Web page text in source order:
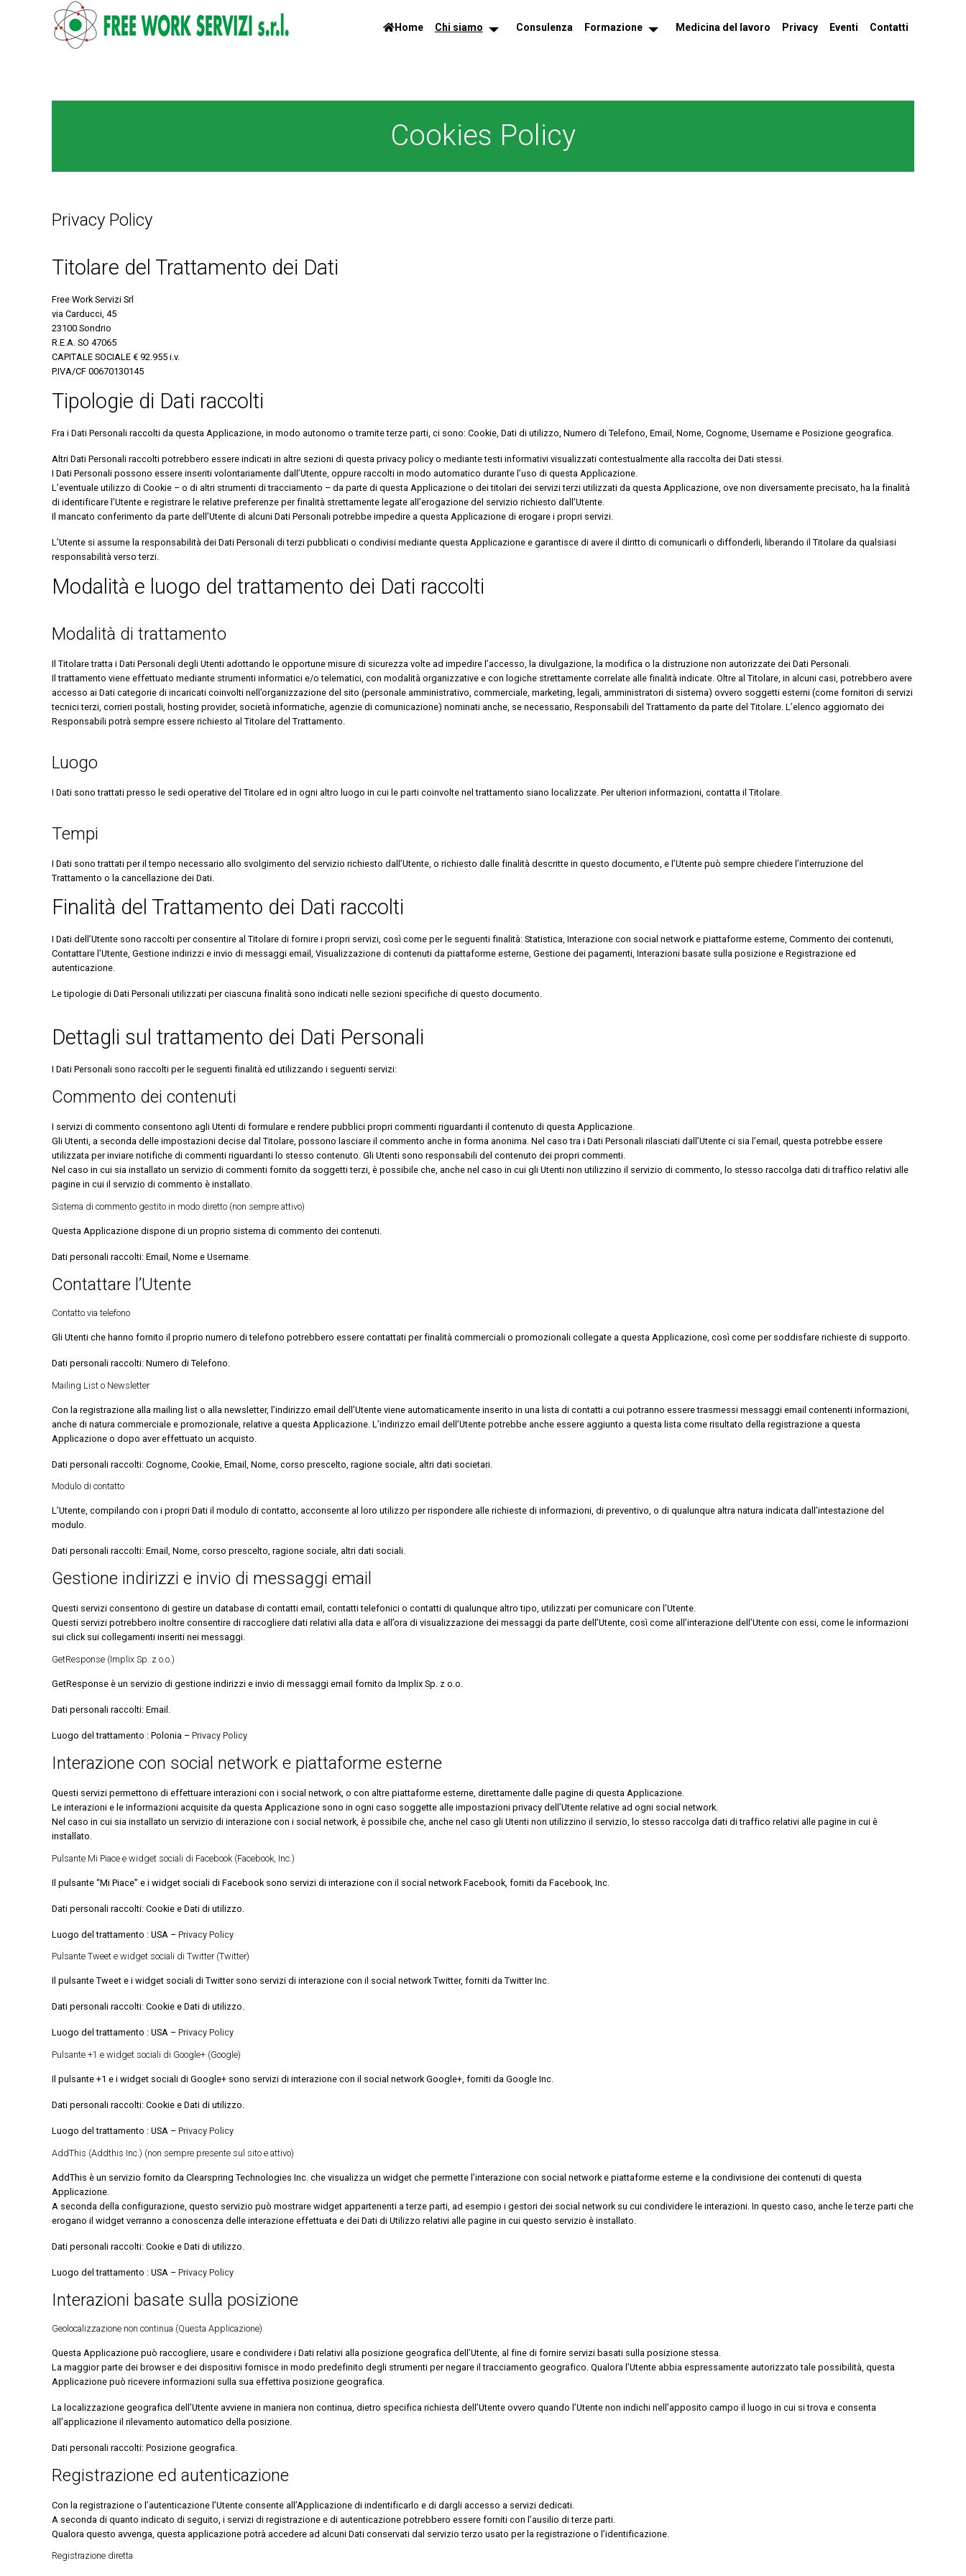
SKIP TO MAIN CONTENT
Home Chi siamo Consulenza Formazione Medicina del lavoro Privacy Eventi Contatti
Cookies Policy
Privacy Policy
Titolare del Trattamento dei Dati
Free Work Servizi Srl
via Carducci, 45
23100 Sondrio
R.E.A. SO 47065
CAPITALE SOCIALE € 92.955 i.v.
P.IVA/CF 00670130145
Tipologie di Dati raccolti
Fra i Dati Personali raccolti da questa Applicazione, in modo autonomo o tramite terze parti, ci sono: Cookie, Dati di utilizzo, Numero di Telefono, Email, Nome, Cognome, Username e Posizione geografica.
Altri Dati Personali raccolti potrebbero essere indicati in altre sezioni di questa privacy policy o mediante testi informativi visualizzati contestualmente alla raccolta dei Dati stessi.
I Dati Personali possono essere inseriti volontariamente dall’Utente, oppure raccolti in modo automatico durante l’uso di questa Applicazione.
L’eventuale utilizzo di Cookie – o di altri strumenti di tracciamento – da parte di questa Applicazione o dei titolari dei servizi terzi utilizzati da questa Applicazione, ove non diversamente precisato, ha la finalità
di identificare l’Utente e registrare le relative preferenze per finalità strettamente legate all’erogazione del servizio richiesto dall’Utente.
Il mancato conferimento da parte dell’Utente di alcuni Dati Personali potrebbe impedire a questa Applicazione di erogare i propri servizi.
L’Utente si assume la responsabilità dei Dati Personali di terzi pubblicati o condivisi mediante questa Applicazione e garantisce di avere il diritto di comunicarli o diffonderli, liberando il Titolare da qualsiasi
responsabilità verso terzi.
Modalità e luogo del trattamento dei Dati raccolti
Modalità di trattamento
Il Titolare tratta i Dati Personali degli Utenti adottando le opportune misure di sicurezza volte ad impedire l’accesso, la divulgazione, la modifica o la distruzione non autorizzate dei Dati Personali.
Il trattamento viene effettuato mediante strumenti informatici e/o telematici, con modalità organizzative e con logiche strettamente correlate alle finalità indicate. Oltre al Titolare, in alcuni casi, potrebbero avere
accesso ai Dati categorie di incaricati coinvolti nell’organizzazione del sito (personale amministrativo, commerciale, marketing, legali, amministratori di sistema) ovvero soggetti esterni (come fornitori di servizi
tecnici terzi, corrieri postali, hosting provider, società informatiche, agenzie di comunicazione) nominati anche, se necessario, Responsabili del Trattamento da parte del Titolare. L’elenco aggiornato dei
Responsabili potrà sempre essere richiesto al Titolare del Trattamento.
Luogo
I Dati sono trattati presso le sedi operative del Titolare ed in ogni altro luogo in cui le parti coinvolte nel trattamento siano localizzate. Per ulteriori informazioni, contatta il Titolare.
Tempi
I Dati sono trattati per il tempo necessario allo svolgimento del servizio richiesto dall’Utente, o richiesto dalle finalità descritte in questo documento, e l’Utente può sempre chiedere l’interruzione del
Trattamento o la cancellazione dei Dati.
Finalità del Trattamento dei Dati raccolti
I Dati dell’Utente sono raccolti per consentire al Titolare di fornire i propri servizi, così come per le seguenti finalità: Statistica, Interazione con social network e piattaforme esterne, Commento dei contenuti,
Contattare l’Utente, Gestione indirizzi e invio di messaggi email, Visualizzazione di contenuti da piattaforme esterne, Gestione dei pagamenti, Interazioni basate sulla posizione e Registrazione ed
autenticazione.
Le tipologie di Dati Personali utilizzati per ciascuna finalità sono indicati nelle sezioni specifiche di questo documento.
Dettagli sul trattamento dei Dati Personali
I Dati Personali sono raccolti per le seguenti finalità ed utilizzando i seguenti servizi:
Commento dei contenuti
I servizi di commento consentono agli Utenti di formulare e rendere pubblici propri commenti riguardanti il contenuto di questa Applicazione.
Gli Utenti, a seconda delle impostazioni decise dal Titolare, possono lasciare il commento anche in forma anonima. Nel caso tra i Dati Personali rilasciati dall’Utente ci sia l’email, questa potrebbe essere
utilizzata per inviare notifiche di commenti riguardanti lo stesso contenuto. Gli Utenti sono responsabili del contenuto dei propri commenti.
Nel caso in cui sia installato un servizio di commenti fornito da soggetti terzi, è possibile che, anche nel caso in cui gli Utenti non utilizzino il servizio di commento, lo stesso raccolga dati di traffico relativi alle
pagine in cui il servizio di commento è installato.
Sistema di commento gestito in modo diretto (non sempre attivo)
Questa Applicazione dispone di un proprio sistema di commento dei contenuti.
Dati personali raccolti: Email, Nome e Username.
Contattare l’Utente
Contatto via telefono
Gli Utenti che hanno fornito il proprio numero di telefono potrebbero essere contattati per finalità commerciali o promozionali collegate a questa Applicazione, così come per soddisfare richieste di supporto.
Dati personali raccolti: Numero di Telefono.
Mailing List o Newsletter
Con la registrazione alla mailing list o alla newsletter, l’indirizzo email dell’Utente viene automaticamente inserito in una lista di contatti a cui potranno essere trasmessi messaggi email contenenti informazioni,
anche di natura commerciale e promozionale, relative a questa Applicazione. L’indirizzo email dell’Utente potrebbe anche essere aggiunto a questa lista come risultato della registrazione a questa
Applicazione o dopo aver effettuato un acquisto.
Dati personali raccolti: Cognome, Cookie, Email, Nome, corso prescelto, ragione sociale, altri dati societari.
Modulo di contatto
L’Utente, compilando con i propri Dati il modulo di contatto, acconsente al loro utilizzo per rispondere alle richieste di informazioni, di preventivo, o di qualunque altra natura indicata dall’intestazione del
modulo.
Dati personali raccolti: Email, Nome, corso prescelto, ragione sociale, altri dati sociali.
Gestione indirizzi e invio di messaggi email
Questi servizi consentono di gestire un database di contatti email, contatti telefonici o contatti di qualunque altro tipo, utilizzati per comunicare con l’Utente.
Questi servizi potrebbero inoltre consentire di raccogliere dati relativi alla data e all’ora di visualizzazione dei messaggi da parte dell’Utente, così come all’interazione dell’Utente con essi, come le informazioni
sui click sui collegamenti inseriti nei messaggi.
GetResponse (Implix Sp. z o.o.)
GetResponse è un servizio di gestione indirizzi e invio di messaggi email fornito da Implix Sp. z o.o.
Dati personali raccolti: Email.
Luogo del trattamento : Polonia – Privacy Policy
Interazione con social network e piattaforme esterne
Questi servizi permettono di effettuare interazioni con i social network, o con altre piattaforme esterne, direttamente dalle pagine di questa Applicazione.
Le interazioni e le informazioni acquisite da questa Applicazione sono in ogni caso soggette alle impostazioni privacy dell’Utente relative ad ogni social network.
Nel caso in cui sia installato un servizio di interazione con i social network, è possibile che, anche nel caso gli Utenti non utilizzino il servizio, lo stesso raccolga dati di traffico relativi alle pagine in cui è
installato.
Pulsante Mi Piace e widget sociali di Facebook (Facebook, Inc.)
Il pulsante “Mi Piace” e i widget sociali di Facebook sono servizi di interazione con il social network Facebook, forniti da Facebook, Inc.
Dati personali raccolti: Cookie e Dati di utilizzo.
Luogo del trattamento : USA – Privacy Policy
Pulsante Tweet e widget sociali di Twitter (Twitter)
Il pulsante Tweet e i widget sociali di Twitter sono servizi di interazione con il social network Twitter, forniti da Twitter Inc.
Dati personali raccolti: Cookie e Dati di utilizzo.
Luogo del trattamento : USA – Privacy Policy
Pulsante +1 e widget sociali di Google+ (Google)
Il pulsante +1 e i widget sociali di Google+ sono servizi di interazione con il social network Google+, forniti da Google Inc.
Dati personali raccolti: Cookie e Dati di utilizzo.
Luogo del trattamento : USA – Privacy Policy
AddThis (Addthis Inc.) (non sempre presente sul sito e attivo)
AddThis è un servizio fornito da Clearspring Technologies Inc. che visualizza un widget che permette l’interazione con social network e piattaforme esterne e la condivisione dei contenuti di questa
Applicazione.
A seconda della configurazione, questo servizio può mostrare widget appartenenti a terze parti, ad esempio i gestori dei social network su cui condividere le interazioni. In questo caso, anche le terze parti che
erogano il widget verranno a conoscenza delle interazione effettuata e dei Dati di Utilizzo relativi alle pagine in cui questo servizio è installato.
Dati personali raccolti: Cookie e Dati di utilizzo.
Luogo del trattamento : USA – Privacy Policy
Interazioni basate sulla posizione
Geolocalizzazione non continua (Questa Applicazione)
Questa Applicazione può raccogliere, usare e condividere i Dati relativi alla posizione geografica dell’Utente, al fine di fornire servizi basati sulla posizione stessa.
La maggior parte dei browser e dei dispositivi fornisce in modo predefinito degli strumenti per negare il tracciamento geografico. Qualora l’Utente abbia espressamente autorizzato tale possibilità, questa
Applicazione può ricevere informazioni sulla sua effettiva posizione geografica.
La localizzazione geografica dell’Utente avviene in maniera non continua, dietro specifica richiesta dell’Utente ovvero quando l’Utente non indichi nell’apposito campo il luogo in cui si trova e consenta
all’applicazione il rilevamento automatico della posizione.
Dati personali raccolti: Posizione geografica.
Registrazione ed autenticazione
Con la registrazione o l’autenticazione l’Utente consente all’Applicazione di indentificarlo e di dargli accesso a servizi dedicati.
A seconda di quanto indicato di seguito, i servizi di registrazione e di autenticazione potrebbero essere forniti con l’ausilio di terze parti.
Qualora questo avvenga, questa applicazione potrà accedere ad alcuni Dati conservati dal servizio terzo usato per la registrazione o l’identificazione.
Registrazione diretta